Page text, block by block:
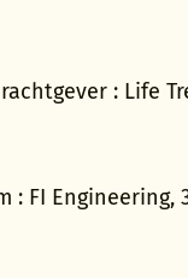
een
behoudt
: Life
: FI Engineering,